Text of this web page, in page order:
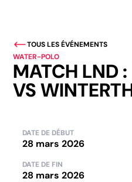
TOUS LES ÉVÉNEMENTS
WATER-POLO
MATCH LND
VS
DATE DE DÉBUT
28 mars 2026
DATE DE FIN
28 mars 2026